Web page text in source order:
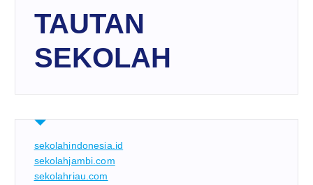
TAUTAN
SEKOLAH
sekolahindonesia.id
sekolahjambi.com
sekolahriau.com